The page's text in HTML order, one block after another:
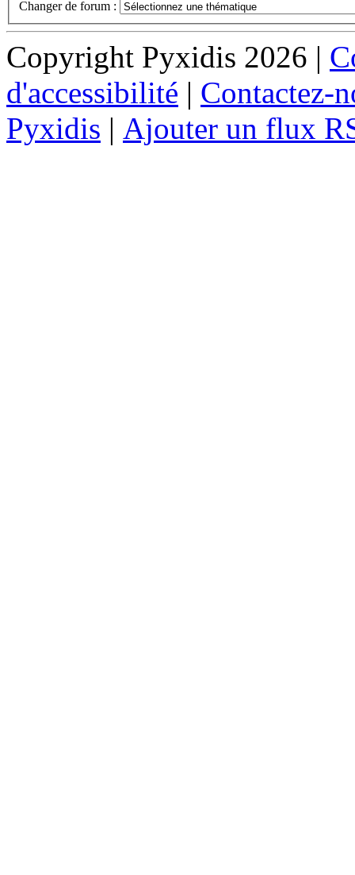
Changer de forum :
Copyright Pyxidis 2026 |
d'accessibilité | Contactez-
Pyxidis | Ajouter un flux